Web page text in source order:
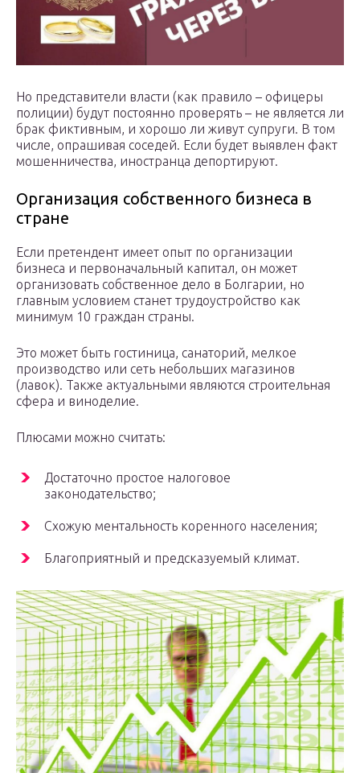
Но представители власти (как правило – офицеры
полиции) будут постоянно проверять – не является ли
брак фиктивным, и хорошо ли живут супруги. В том
числе, опрашивая соседей. Если будет выявлен факт
мошенничества, иностранца депортируют.
Организация собственного бизнеса в
стране
Если претендент имеет опыт по организации
бизнеса и первоначальный капитал, он может
организовать собственное дело в Болгарии, но
главным условием станет трудоустройство как
минимум 10 граждан страны.
Это может быть гостиница, санаторий, мелкое
производство или сеть небольших магазинов
(лавок). Также актуальными являются строительная
сфера и виноделие.
Плюсами можно считать:
Достаточно простое налоговое
законодательство;
Схожую ментальность коренного населения;
Благоприятный и предсказуемый климат.